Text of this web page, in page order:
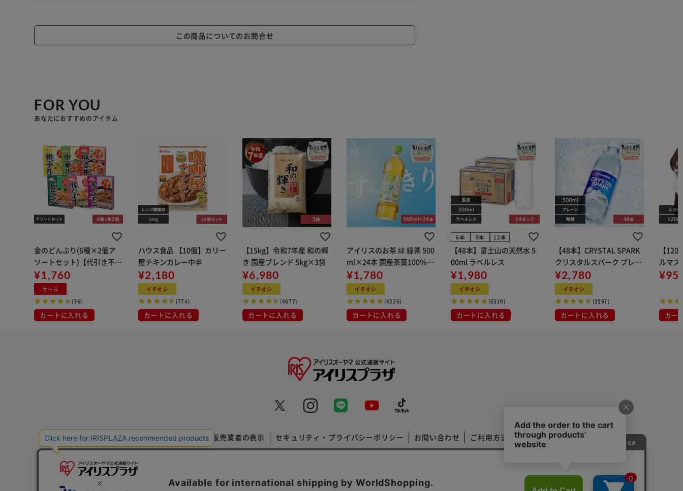
この商品についてのお問合せ
FOR YOU
あなたにおすすめのアイテム
金のどんぶり(6種×2個ア
ソートセット)【代引き不
可】
¥1,760
セール
(36)
カートに入れる
ハウス食品 【10個】カリー
屋チキンカレー中辛
¥2,180
イチオシ
(774)
カートに入れる
【15kg】令和7年産 和の輝
き 国産ブレンド 5kg×3袋
¥6,980
イチオシ
(4677)
カートに入れる
アイリスのお茶 綠 緑茶 500
ml×24本 国産茶葉100％使
用
¥1,780
イチオシ
(4326)
カートに入れる
6本 9本 12本
【48本】富士山の天然水 5
00ml ラベルレス
¥1,980
イチオシ
(6319)
カートに入れる
【48本】CRYSTAL SPARK
クリスタルスパーク プレー
ン 500ml
¥2,780
イチオシ
(2597)
カートに入れる
【
ルマス
イト 大容量
布
カー
特定商取引法に基づく通信販売業者の表示 セキュリティ・プライバシーポリシー お問い合わせ ご利用方法 ご利用規約